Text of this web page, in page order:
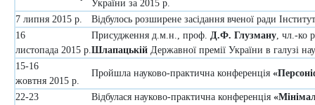
України за 2015 р.
7 липня 2015 р.
Відбулось розширене засідання вченої ради
16
листопада 2015 р.
Присудження д.м.н., проф. Д.Ф. Глузману, чл.-
Шлапацькій Державної премії України в галузі
15-16
жовтня 2015 р.
Пройшла науково-практична конференція
22-23
Відбулася науково-практична конференція